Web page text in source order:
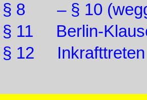
§ 8 – § 10
§ 11 Berlin-
§ 12 Inkrafttreten